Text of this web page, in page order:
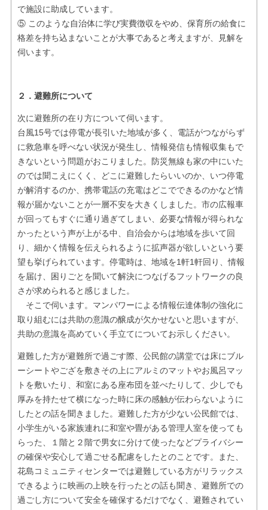
で施設に助成しています。
⑤ このような自治体に学び実費徴収をやめ、保育所の給食に
格差を持ち込まないことが大事であると考えますが、見解を
伺います。
２．避難所について
次に避難所の在り方について伺います。
台風15号では停電が長引いた地域が多く、電話がつながらず
に救急車を呼べない状況が発生し、情報発信も情報収集もで
きないという問題がおこりました。防災無線も家の中にいた
のでは聞こえにくく、どこに避難したらいいのか、いつ停電
が解消するのか、携帯電話の充電はどこでできるのかなど情
報が届かないことが一層不安を大きくしました。市の広報車
が回ってもすぐに通り過ぎてしまい、必要な情報が得られな
かったという声が上がる中、自治会からは地域を歩いて回
り、細かく情報を伝えられるように拡声器が欲しいという要
望も挙げられています。停電時は、地域を1軒1軒回り、情報
を届け、困りごとを聞いて解決につなげるフットワークの良
さが求められると感じました。
そこで伺います。マンパワーによる情報伝達体制の強化に
取り組むには共助の意識の醸成が欠かせないと思いますが、
共助の意識を高めていく手立てについてお示しください。
避難した方が避難所で過ごす際、公民館の講堂では床にブル
ーシートやござを敷きその上にアルミのマットやお風呂マッ
トを敷いたり、和室にある座布団を並べたりして、少しでも
厚みを持たせて横になった時に床の感触が伝わらないように
したとの話を聞きました。避難した方が少ない公民館では、
小学生がいる家族連れに和室や畳がある管理人室を使っても
らった、１階と２階で男女に分けて使ったなどプライバシー
の確保や安心して過ごせる配慮をしたとのことです。また、
花島コミュニティセンターでは避難している方がリラックス
できるように映画の上映を行ったとの話も聞き、避難所での
過ごし方について安全を確保するだけでなく、避難されてい